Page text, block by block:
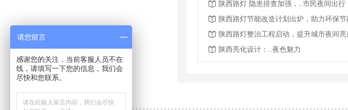
陕西路灯 隐患排查加强，..市民夜间出行
陕西路灯节能改造计划出炉，助力环保
陕西路灯整治工程启动，提升城市夜间亮
陕西亮化设计：..夜色魅力
请您留言
感谢您的关注，当前客服人员不在
线，请填写一下您的信息，我们会
尽快和您联系。